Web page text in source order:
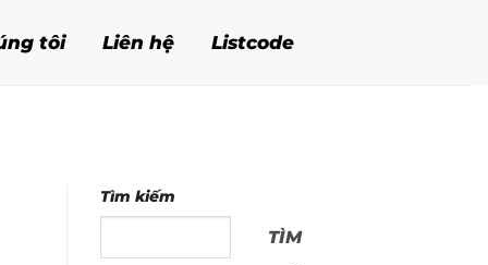
tôi Liên hệ Listcode
Tìm kiếm
TÌM